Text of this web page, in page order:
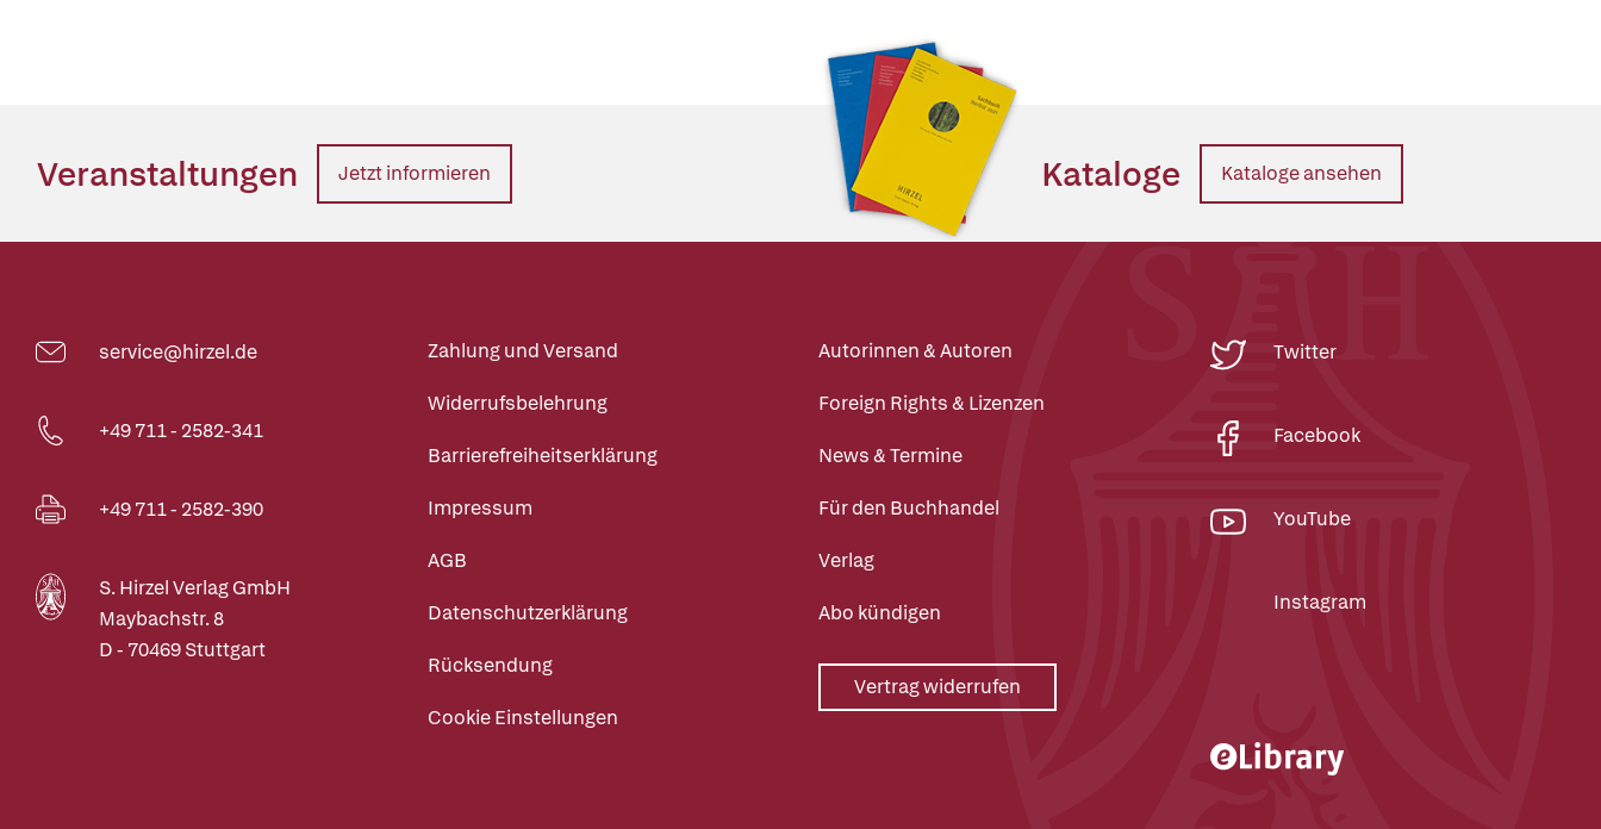
Veranstaltungen Jetzt informieren Kataloge Kataloge ansehen
service@hirzel.de
+49 711 - 2582-341
+49 711 - 2582-390
S. Hirzel Verlag GmbH
Maybachstr. 8
D - 70469 Stuttgart
Zahlung und Versand
Widerrufsbelehrung
Barrierefreiheitserklärung
Impressum
AGB
Datenschutzerklärung
Rücksendung
Cookie Einstellungen
Autorinnen & Autoren
Foreign Rights & Lizenzen
News & Termine
Für den Buchhandel
Verlag
Abo kündigen
Vertrag widerrufen
Twitter
Facebook
YouTube
Instagram